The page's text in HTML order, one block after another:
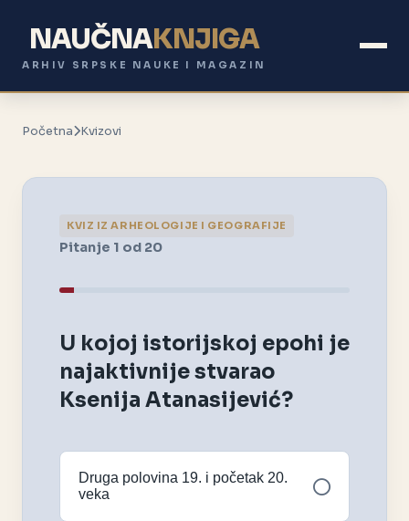
NAUČNAKNJIGA
ARHIV SRPSKE NAUKE I MAGAZIN
Početna Kvizovi
KVIZ IZ ARHEOLOGIJE I GEOGRAFIJE
Pitanje 1 od 20
U kojoj istorijskoj epohi je
najaktivnije stvarao
Ksenija Atanasijević?
Druga polovina 19. i početak 20.
veka